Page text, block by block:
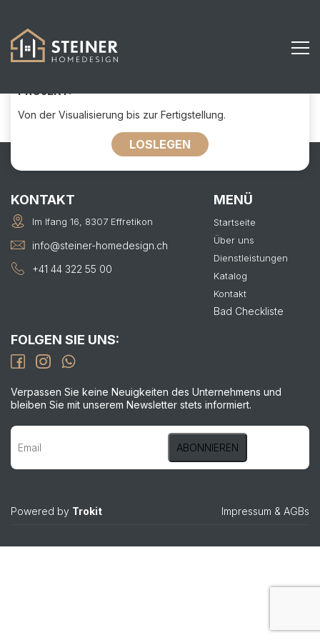
PROJEKT:
Von der Visualisierung bis zur Fertigstellung.
LOSLEGEN
KONTAKT
Im Ifang 16, 8307 Effretikon
info@steiner-homedesign.ch
+41 44 322 55 00
MENÜ
Startseite
Über uns
Dienstleistungen
Katalog
Kontakt
Bad Checkliste
FOLGEN SIE UNS:
Verpassen Sie keine Neuigkeiten des Unternehmens und
bleiben Sie mit unserem Newsletter stets informiert.
Powered by Trokit Impressum & AGBs